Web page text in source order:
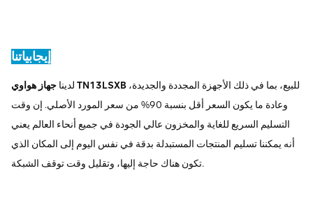
إيجابياتنا
لدينا جهاز هواوي TN13LSXB
وعادة ما يكون السعر أقل بنسبة 90% من سعر المورد الأصلي. إن وقت
التسليم السريع للغاية والمخزون عالي الجودة في جميع أنحاء العالم يعني
أنه يمكننا تسليم المنتجات المستبدلة بدقة في نفس اليوم إلى المكان الذي
تكون هناك حاجة إليها، وتقليل وقت توقف الشبكة.